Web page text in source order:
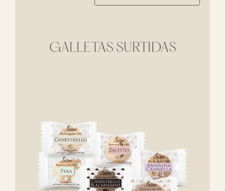
GALLETAS SURTIDAS